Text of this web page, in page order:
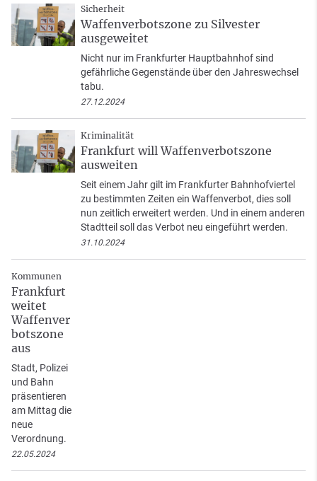
Sicherheit
Waffenverbotszone zu Silvester
ausgeweitet
Nicht nur im Frankfurter Hauptbahnhof sind
gefährliche Gegenstände über den Jahreswechsel
tabu.
27.12.2024
Kriminalität
Frankfurt will Waffenverbotszone
ausweiten
Seit einem Jahr gilt im Frankfurter Bahnhofviertel
zu bestimmten Zeiten ein Waffenverbot, dies soll
nun zeitlich erweitert werden. Und in einem anderen
Stadtteil soll das Verbot neu eingeführt werden.
31.10.2024
Kommunen
Frankfurt
weitet
Waffenver
botszone
aus
Stadt, Polizei
und Bahn
präsentieren
am Mittag die
neue
Verordnung.
22.05.2024